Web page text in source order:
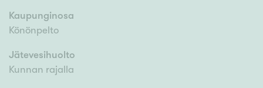
Kaupunginosa
Könönpelto
Jätevesihuolto
Kunnan rajalla